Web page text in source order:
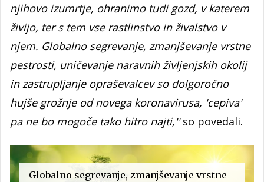
njihovo izumrtje, ohranimo tudi gozd, v katerem
živijo, ter s tem vse rastlinstvo in živalstvo v
njem. Globalno segrevanje, zmanjševanje vrstne
pestrosti, uničevanje naravnih življenjskih okolij
in zastrupljanje opraševalcev so dolgoročno
hujše grožnje od novega koronavirusa, 'cepiva'
pa ne bo mogoče tako hitro najti,''so povedali.
Globalno segrevanje, zmanjševanje vrstne